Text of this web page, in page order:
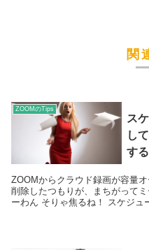
関
ZOOMのTips
ス
し
す
ZOOMからクラウド録画が容量
削除したつもりが、まちがってミ
ーわん そりゃ焦るね！ スケジュールミーティングを削除してしまっ